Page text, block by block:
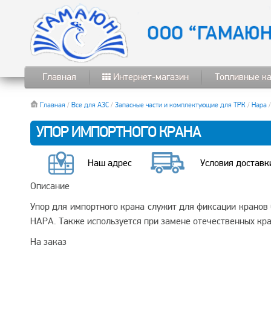
Главная Интернет-магазин Топливные
Главная / Все для АЗС / Запасные части и комплектующие для ТРК / Нара
УПОР ИМПОРТНОГО КРАНА
Наш адрес
Условия
Описание
Упор для импортного крана служит для фиксации
НАРА. Также используется при замене отечественных
На заказ